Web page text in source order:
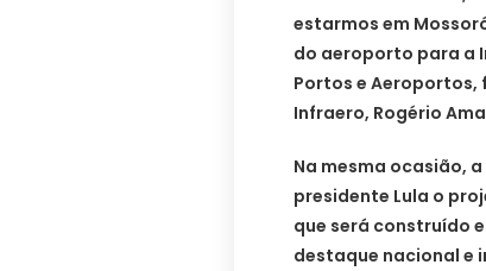
estarmos em
do aeroporto para a
Portos e
Infraero, Rogério
Na mesma ocasião,
presidente Lula o
que será construído
destaque nacional e